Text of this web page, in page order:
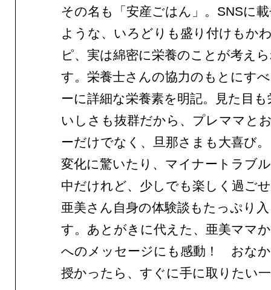
その名も「安産ごはん」。SNSに
ような、いろどりも盛り付けもか
ピ、実は綿密に栄養のことが考え
す。栄養士さんの協力のもとにす
ーに詳細な栄養素を明記。見た目
いしさも抜群だから、プレママと
ーだけでなく、旦那さまも大喜び
変化に驚いたり、マイナートラブ
中だけれど、少しでも楽しく過ご
亜美さん自身の体験談もたっぷり
す。あとがきに代えた、亜美ママ
へのメッセージにも感動！ おな
授かったら、すぐに手に取りたい